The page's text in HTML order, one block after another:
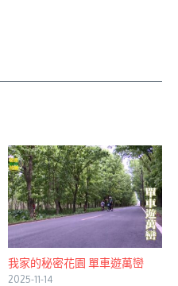
我家的秘密花園 單車遊萬巒
2025-11-14